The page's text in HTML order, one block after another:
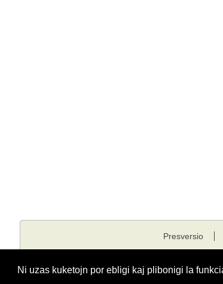
Ni uzas kuketojn por ebligi kaj plibonigi la
Presversio
Kopirajto © 2001 - 2026 edukado.net. Ĉiuj rajtoj rezervitaj.
Fondaĵo Edukado.net kunlabore kun